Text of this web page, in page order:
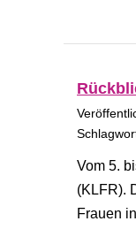
Vom 5.
(KLFR).
Frauen